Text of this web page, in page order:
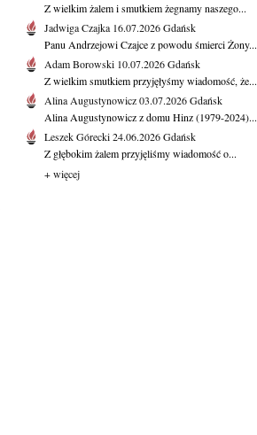
Z wielkim żalem i smutkiem żegnamy naszego...
Jadwiga Czajka 16.07.2026Gdańsk
Panu Andrzejowi Czajce z powodu śmierci Żony...
Adam Borowski 10.07.2026Gdańsk
Z wielkim smutkiem przyjęłyśmy wiadomość, że...
Alina Augustynowicz03.07.2026Gdańsk
Alina Augustynowicz z domu Hinz (1979-2024)...
Leszek Górecki24.06.2026Gdańsk
Z głębokim żalem przyjęliśmy wiadomość o...
+ więcej